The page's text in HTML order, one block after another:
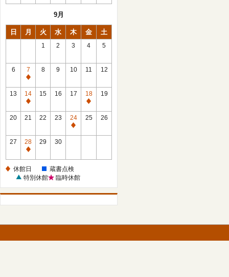
9月
日 月 火 水 木 金 土
1 2 3 4 5
6
7
休
館
日
8 9 10 11 12
13
14
休
館
15 16 17
18
休
館
19
20 21 22 23
24
休
25 26
27
28
休
日
29 30
休館日
蔵書点検
特別休館
臨時休館